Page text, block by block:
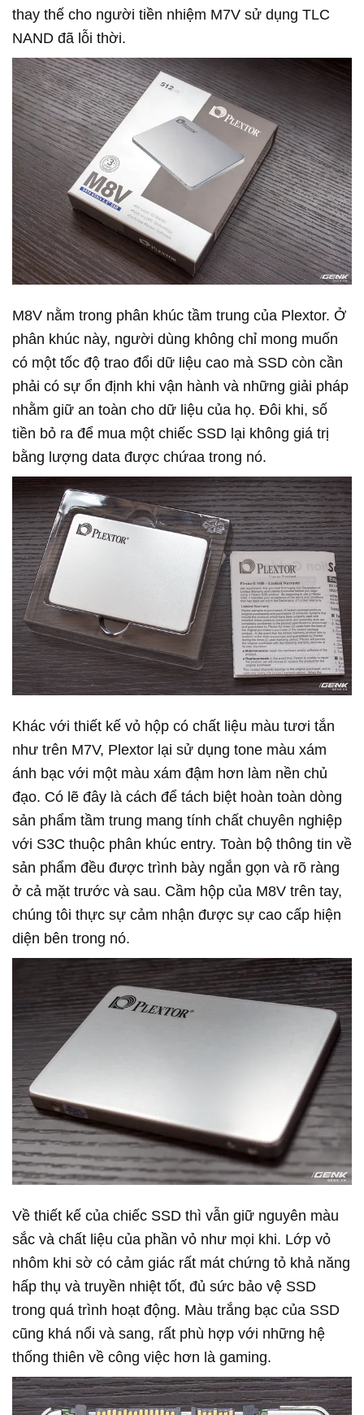
thay thế cho người tiền nhiệm M7V sử dụng TLC
NAND đã lỗi thời.
M8V nằm trong phân khúc tầm trung của Plextor. Ở
phân khúc này, người dùng không chỉ mong muốn
có một tốc độ trao đổi dữ liệu cao mà SSD còn cần
phải có sự ổn định khi vận hành và những giải pháp
nhằm giữ an toàn cho dữ liệu của họ. Đôi khi, số
tiền bỏ ra để mua một chiếc SSD lại không giá trị
bằng lượng data được chứaa trong nó.
Khác với thiết kế vỏ hộp có chất liệu màu tươi tắn
như trên M7V, Plextor lại sử dụng tone màu xám
ánh bạc với một màu xám đậm hơn làm nền chủ
đạo. Có lẽ đây là cách để tách biệt hoàn toàn dòng
sản phẩm tầm trung mang tính chất chuyên nghiệp
với S3C thuộc phân khúc entry. Toàn bộ thông tin về
sản phẩm đều được trình bày ngắn gọn và rõ ràng
ở cả mặt trước và sau. Cầm hộp của M8V trên tay,
chúng tôi thực sự cảm nhận được sự cao cấp hiện
diện bên trong nó.
Về thiết kế của chiếc SSD thì vẫn giữ nguyên màu
sắc và chất liệu của phần vỏ như mọi khi. Lớp vỏ
nhôm khi sờ có cảm giác rất mát chứng tỏ khả năng
hấp thụ và truyền nhiệt tốt, đủ sức bảo vệ SSD
trong quá trình hoạt động. Màu trắng bạc của SSD
cũng khá nổi và sang, rất phù hợp với những hệ
thống thiên về công việc hơn là gaming.